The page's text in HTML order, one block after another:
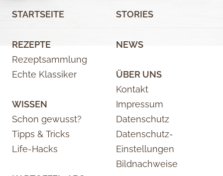
STARTSEITE
REZEPTE
Rezeptsammlung
Echte Klassiker
WISSEN
Schon gewusst?
Tipps & Tricks
Life-Hacks
STORIES
NEWS
ÜBER UNS
Kontakt
Impressum
Datenschutz
Datenschutz-
Einstellungen
Bildnachweise